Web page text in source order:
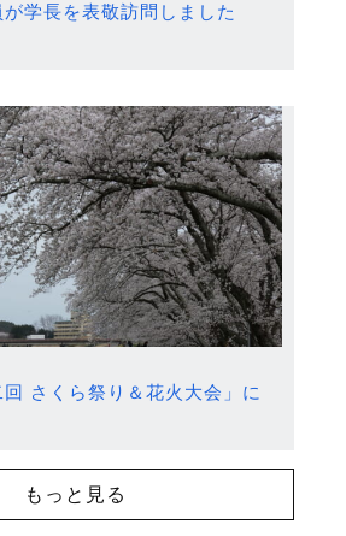
学長を表敬訪問しました
回 さくら祭り＆花火大会」に
もっと見る